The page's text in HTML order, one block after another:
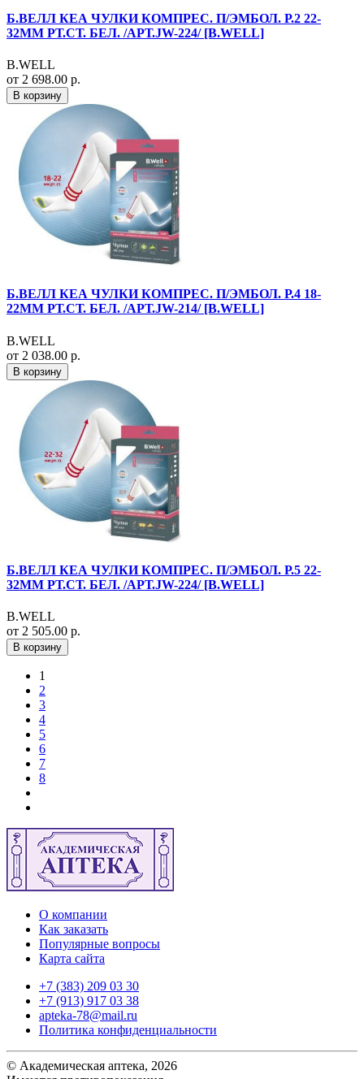
Б.ВЕЛЛ КЕА ЧУЛКИ КОМПРЕС. П/ЭМБОЛ. Р.2 22-
32ММ РТ.СТ. БЕЛ. /АРТ.JW-224/ [B.WELL]
B.WELL
от 2 698.00 р.
В корзину
Б.ВЕЛЛ КЕА ЧУЛКИ КОМПРЕС. П/ЭМБОЛ. Р.4 18-
22ММ РТ.СТ. БЕЛ. /АРТ.JW-214/ [B.WELL]
B.WELL
от 2 038.00 р.
В корзину
Б.ВЕЛЛ КЕА ЧУЛКИ КОМПРЕС. П/ЭМБОЛ. Р.5 22-
32ММ РТ.СТ. БЕЛ. /АРТ.JW-224/ [B.WELL]
B.WELL
от 2 505.00 р.
В корзину
1
2
3
4
5
6
7
8
О компании
Как заказать
Популярные вопросы
Карта сайта
+7 (383) 209 03 30
+7 (913) 917 03 38
apteka-78@mail.ru
Политика конфиденциальности
© Академическая аптека, 2026